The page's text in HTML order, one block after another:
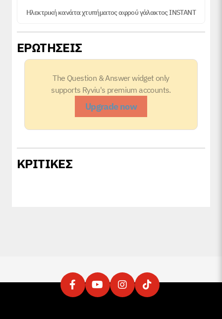
Ηλεκτρική κανάτα χτυπήματος αφρού γάλακτος INSTANT
ΕΡΩΤΗΣΕΙΣ
The Question & Answer widget only
supports Ryviu's premium accounts.
Upgrade now
ΚΡΙΤΙΚΕΣ